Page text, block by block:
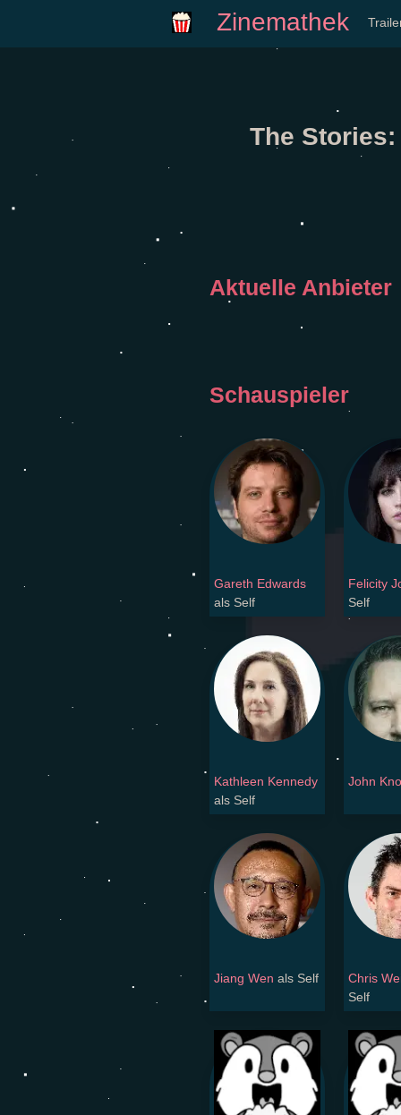
Zinemathek
The
Aktuelle Anbieter
Schauspieler
Gareth Edwards
als Self
Felicity
Self
Kathleen Kennedy
als Self
John
Jiang Wen als Self Chris
Self